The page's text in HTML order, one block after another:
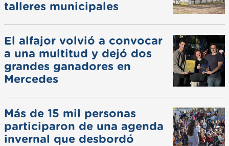
talleres municipales
El alfajor volvió a convocar
a una multitud y dejó dos
grandes ganadores en
Mercedes
Más de 15 mil personas
participaron de una agenda
invernal que desbordó